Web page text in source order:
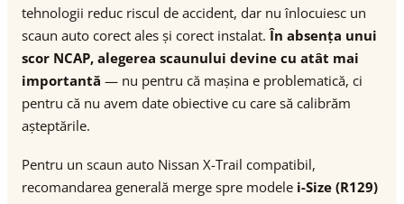
tehnologii reduc riscul de accident, dar nu înlocuiesc un
scaun auto corect ales și corect instalat.În absența unui
scor NCAP, alegerea scaunului devine cu atât mai
importantă — nu pentru că mașina e problematică, ci
pentru că nu avem date obiective cu care să calibrăm
așteptările.
Pentru un scaun auto Nissan X-Trail compatibil,
recomandarea generală merge spre modele i-Size (R129)